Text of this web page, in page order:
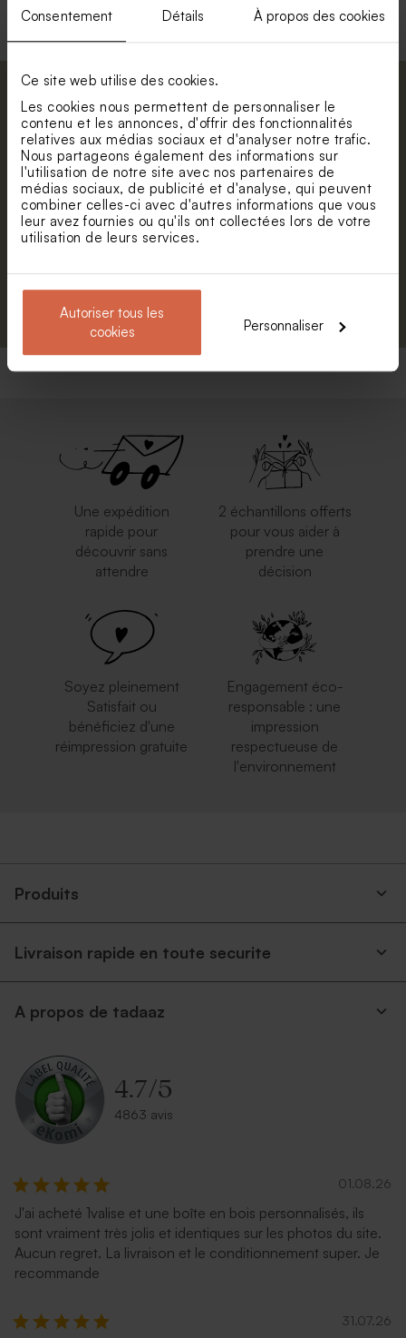
Consentement Détails À propos des cookies
Ce site web utilise des cookies.
Les cookies nous permettent de personnaliser le
contenu et les annonces, d'offrir des fonctionnalités
relatives aux médias sociaux et d'analyser notre trafic.
Nous partageons également des informations sur
l'utilisation de notre site avec nos partenaires de
médias sociaux, de publicité et d'analyse, qui peuvent
combiner celles-ci avec d'autres informations que vous
leur avez fournies ou qu'ils ont collectées lors de votre
utilisation de leurs services.
Autoriser tous les
cookies
Personnaliser
Abonnez-vous à la newsletter et restez
informé. Petite surprise : bénéficiez de 5%
de réduction.
Prénom
E-mail
S'abonner
Une expédition
rapide pour
découvrir sans
attendre
2 échantillons offerts
pour vous aider à
prendre une
décision
Soyez pleinement
Satisfait ou
bénéficiez d'une
réimpression gratuite
Engagement éco-
responsable : une
impression
respectueuse de
l'environnement
Produits
Livraison rapide en toute securite
A propos de tadaaz
4.7/5
4863 avis
01.08.26
J'ai acheté 1valise et une boîte en bois personnalisés, ils
sont vraiment très jolis et identiques sur les photos du site.
Aucun regret. La livraison et le conditionnement super. Je
recommande
31.07.26